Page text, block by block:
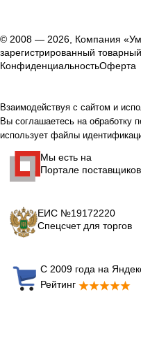
© 2008 — 2026, Компания
зарегистрированный
КонфиденциальностьОферта
Взаимодействуя с сайтом и
Вы соглашаетесь на обработку
использует файлы
Мы есть на
Портале поставщиков
ЕИС №19172220
Спецсчет для торгов
С 2009 года на
Рейтинг